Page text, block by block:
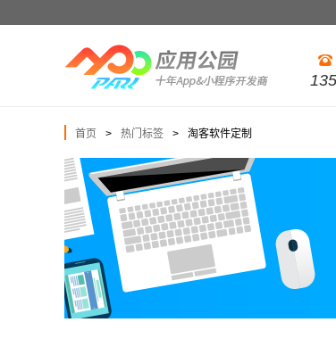
首页 > 热门标签 > 淘客软件定制